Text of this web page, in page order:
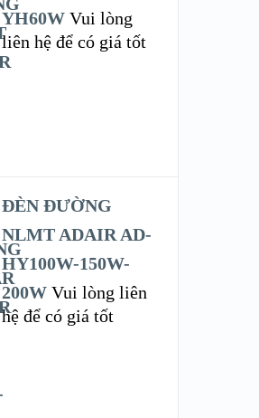
YH60W Vui lòng
liên hệ để có giá tốt
ĐÈN ĐƯỜNG
NLMT ADAIR AD-
HY100W-150W-
200W Vui lòng liên
hệ để có giá tốt